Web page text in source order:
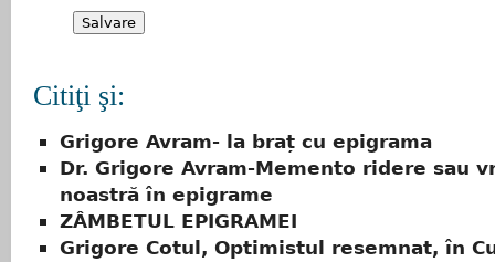
Citiţi şi:
Grigore Avram- la braț cu epigrama
Dr. Grigore Avram-Memento ridere sau
noastră în epigrame
ZÂMBETUL EPIGRAMEI
Grigore Cotul, Optimistul resemnat, în